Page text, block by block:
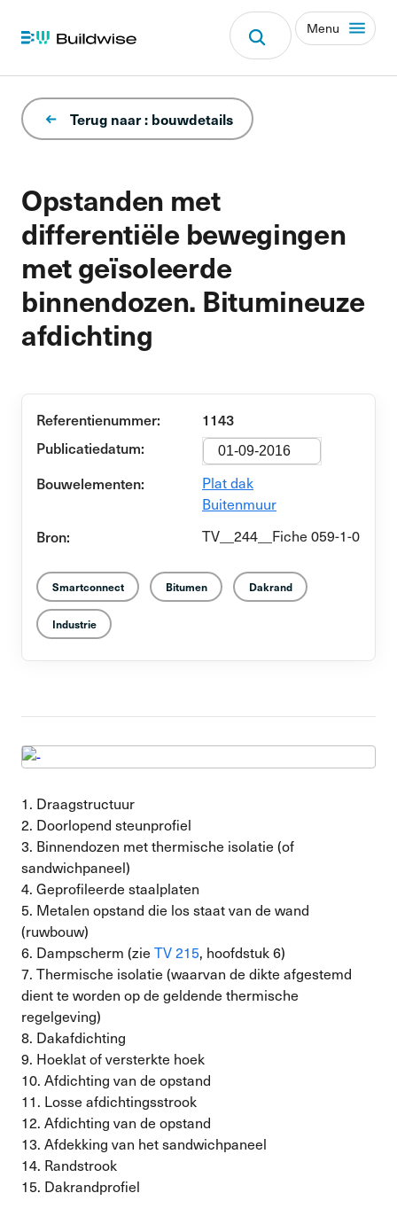
Menu
Opstanden met
differentiële bewegingen
met geïsoleerde
binnendozen. Bitumineuze
afdichting
Terug naar : bouwdetails
Referentienummer:
1143
Publicatiedatum:
01-09-2016
Bouwelementen:
Plat dak
Buitenmuur
Bron: TV__244__Fiche 059-1-0
Smartconnect Bitumen Dakrand
Industrie
1. Draagstructuur
2. Doorlopend steunprofiel
3. Binnendozen met thermische isolatie (of
sandwichpaneel)
4. Geprofileerde staalplaten
5. Metalen opstand die los staat van de wand
(ruwbouw)
6. Dampscherm (zie TV 215, hoofdstuk 6)
7. Thermische isolatie (waarvan de dikte afgestemd
dient te worden op de geldende thermische
regelgeving)
8. Dakafdichting
9. Hoeklat of versterkte hoek
10. Afdichting van de opstand
11. Losse afdichtingsstrook
12. Afdichting van de opstand
13. Afdekking van het sandwichpaneel
14. Randstrook
15. Dakrandprofiel